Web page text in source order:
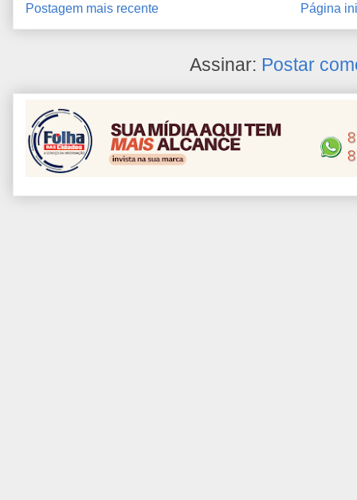
Postagem mais recente Página
Assinar: Postar